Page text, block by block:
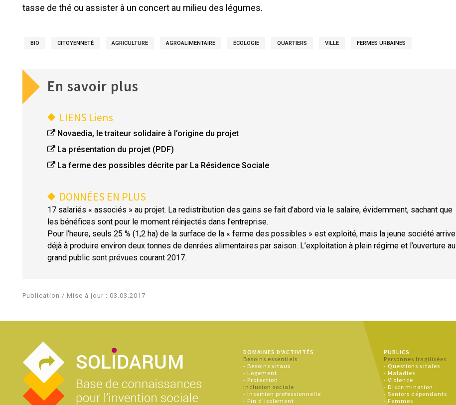
tasse de thé ou assister à un concert au milieu des légumes.
BIO CITOYENNETÉ AGRICULTURE AGROALIMENTAIRE ÉCOLOGIE QUARTIERS VILLE FERMES URBAINES
En savoir plus
LIENS Liens
Novaedia, le traiteur solidaire à l’origine du projet
La présentation du projet (PDF)
La ferme des possibles décrite par La Résidence Sociale
DONNÉES EN PLUS
17 salariés « associés » au projet. La redistribution des gains se fait d’abord via le salaire, évidemment, sachant que
les bénéfices sont pour le moment réinjectés dans l’entreprise.
Pour l’heure, seuls 25 % (1,2 ha) de la surface de la « ferme des possibles » est exploité, mais la jeune société arrive
déjà à produire environ deux tonnes de denrées alimentaires par saison. L’exploitation à plein régime et l’ouverture au
grand public sont prévues courant 2017.
Publication / Mise à jour : 03.03.2017
DOMAINES D'ACTIVITÉS
Besoins essentiels
- Besoins vitaux
- Logement
- Protection
Inclusion sociale
- Insertion professionnelle
- Fin d'isolement
PUBLICS
Personnes fragilisées
- Questions vitales
- Maladies
- Violence
- Discrimination
- Seniors dépendants
- Femmes